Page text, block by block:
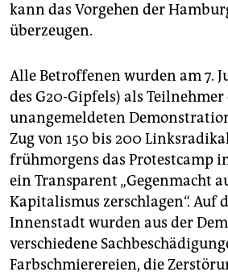
epaper login
kann das Vorgehen der
überzeugen.
Alle Betroffenen wurden am 7.
des G20-Gipfels) als
unangemeldeten
Zug von 150 bis 200
frühmorgens das Protestcamp
ein Transparent „Gegenmacht
Kapitalismus zerschlagen“. Auf
Innenstadt wurden aus der
verschiedene
Farbschmierereien, die